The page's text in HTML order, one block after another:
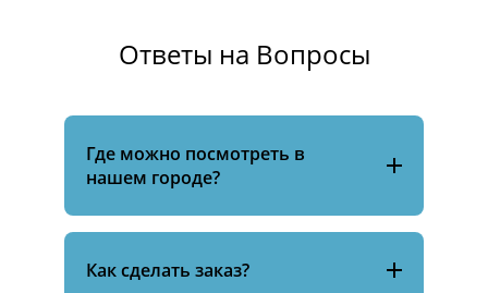
Ответы на Вопросы
Где можно посмотреть в
нашем городе?
Как сделать заказ?